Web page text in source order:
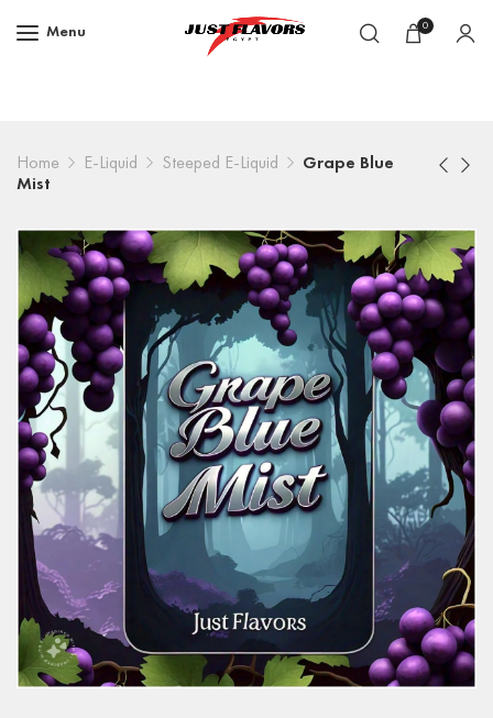
Menu 0
Home E-Liquid Steeped E-Liquid
Grape Blue
Mist